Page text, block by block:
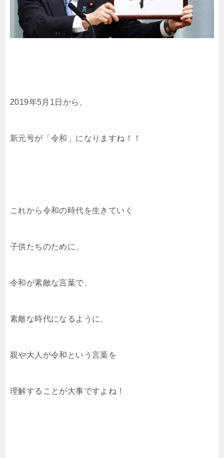
2019年5月1日から、
新元号が「令和」になりますね！！
これから令和の時代を生きていく
子供たちのために、
令和が素敵な言葉で、
素敵な時代になるように、
親や大人が令和という言葉を
理解することが大事ですよね！